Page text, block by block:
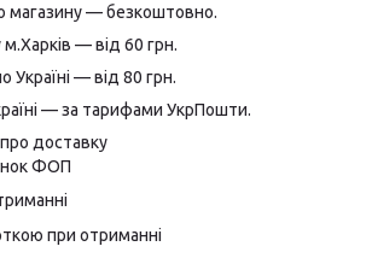
магазину — безкоштовно.
— від 60 грн.
— від 80 грн.
— за тарифами УкрПошти.
доставку
ФОП
при отриманні